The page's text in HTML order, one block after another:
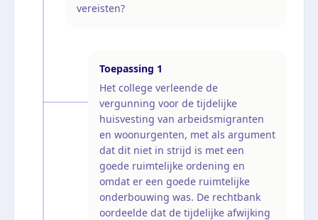
vereisten?
Toepassing 1
Het college verleende de
vergunning voor de tijdelijke
huisvesting van arbeidsmigranten
en woonurgenten, met als argument
dat dit niet in strijd is met een
goede ruimtelijke ordening en
omdat er een goede ruimtelijke
onderbouwing was. De rechtbank
oordeelde dat de tijdelijke afwijking